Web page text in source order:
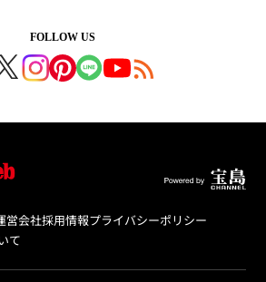
FOLLOW US
営会社採用情報プライバシーポリシー
て